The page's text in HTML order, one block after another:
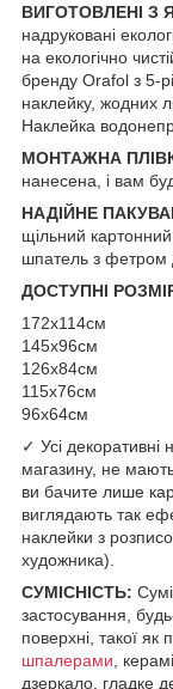
ВИГОТОВЛЕНІ З
надруковані
на екологічно
бренду Orafol з 5-
наклейку, жодних
Наклейка
МОНТАЖНА
нанесена, і вам
НАДІЙНЕ
щільний
шпатель з фетром
ДОСТУПНІ
172х114см
145х96см
126х84см
115х76см
96х64см
✓ Усі декоративні
магазину, не
ви бачите лише
виглядають так
наклейки з
художника).
СУМІСНІСТЬ:
застосування,
поверхні, такої як
шпалерами ,
дзеркало, гладке